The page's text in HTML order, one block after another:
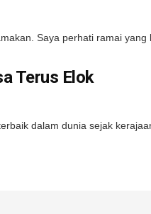
Saya perhati ramai
Terus Elok
dalam dunia sejak